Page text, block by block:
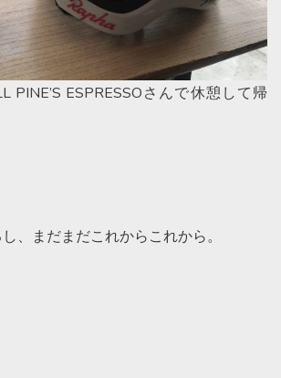
PINE’S ESPRESSOさんで休憩して帰
、まだまだこれからこれから。